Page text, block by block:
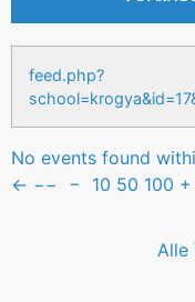
feed.php?
No events found
← −− − 10 50 100 +
Alle